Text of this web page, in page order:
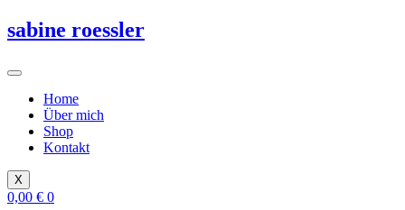
Zum
Inhalt
sabine roessler
Home
Über mich
Shop
Kontakt
X
0,00 € 0